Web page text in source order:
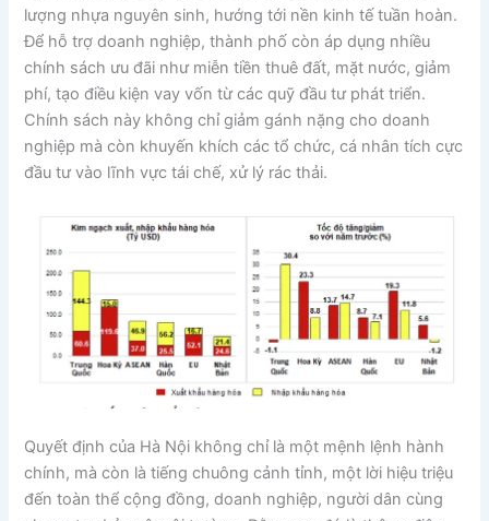
lượng nhựa nguyên sinh, hướng tới nền kinh tế tuần hoàn.
Để hỗ trợ doanh nghiệp, thành phố còn áp dụng nhiều
chính sách ưu đãi như miễn tiền thuê đất, mặt nước, giảm
phí, tạo điều kiện vay vốn từ các quỹ đầu tư phát triển.
Chính sách này không chỉ giảm gánh nặng cho doanh
nghiệp mà còn khuyến khích các tổ chức, cá nhân tích cực
đầu tư vào lĩnh vực tái chế, xử lý rác thải.
Quyết định của Hà Nội không chỉ là một mệnh lệnh hành
chính, mà còn là tiếng chuông cảnh tỉnh, một lời hiệu triệu
đến toàn thể cộng đồng, doanh nghiệp, người dân cùng